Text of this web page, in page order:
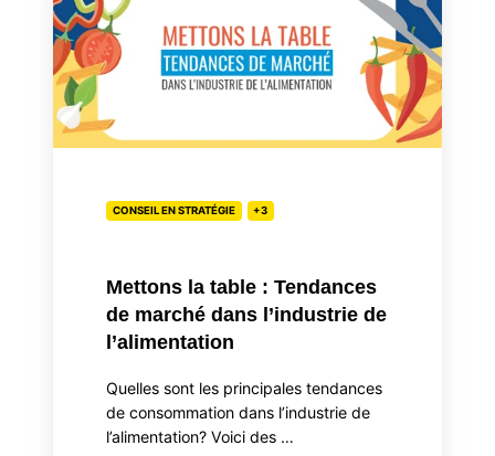
table
:
Tendances
de
marché
dans
CONSEIL EN STRATÉGIE +3
Mettons la table : Tendances
de marché dans l’industrie de
l’alimentation
Quelles sont les principales tendances
de consommation dans l’industrie de
l’alimentation? Voici des …